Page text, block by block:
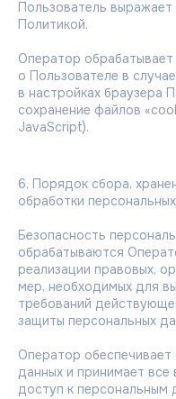
Пользователь
Политикой.
Оператор
о Пользователе в
в настройках браузера
сохранение файлов
JavaScript).
6. Порядок сбора,
обработки
Безопасность
обрабатываются
реализации правовых,
мер, необходимых для
требований
защиты персональных
Оператор
данных и принимает
доступ к персональным